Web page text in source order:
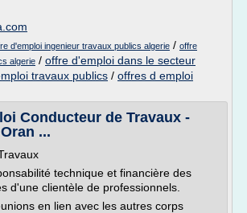
d'emploi ingenieur travaux publics algerie / offre
algerie / offre d'emploi dans le secteur
travaux publics / offres d emploi
Conducteur de Travaux -
...
technique et financière des
d'une clientèle de professionnels.
en lien avec les autres corps